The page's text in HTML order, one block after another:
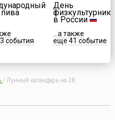
события
День
физкультурника
в России
...а также
еще 41 событие
/ Лунный календарь на 28